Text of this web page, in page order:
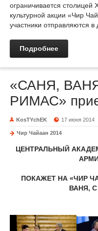
ограничивается столицей
культурной акции «Чир
участники отправляются в
Подробнее
«САНЯ,
РИМАС»
KosTYchEK 17 июня 2014
Чир Чайаан 2014
ЦЕНТРАЛЬНЫЙ
ПОКАЖЕТ НА «ЧИР
ВАНЯ,